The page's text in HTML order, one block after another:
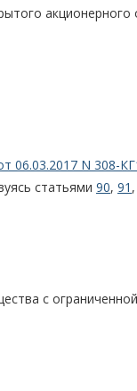
06.03.2017 N 308-
статьями 90, 91 ,
с